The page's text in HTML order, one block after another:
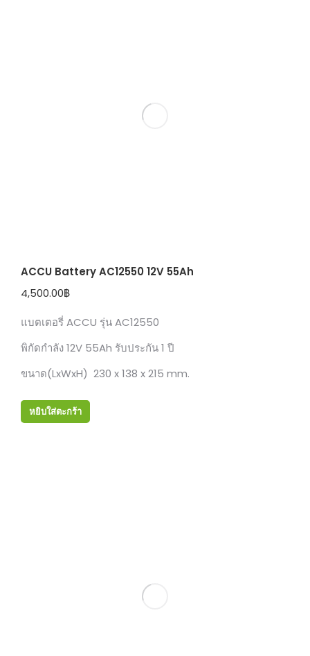
ACCU Battery AC12550 12V 55Ah
4,500.00฿
แบตเตอรี่ ACCU รุ่น AC12550
พิกัดกำลัง 12V 55Ah รับประกัน 1 ปี
ขนาด(LxWxH) 230 x 138 x 215 mm.
หยิบใส่ตะกร้า